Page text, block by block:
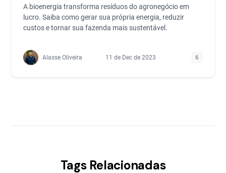
A bioenergia transforma resíduos do agronegócio em
lucro. Saiba como gerar sua própria energia, reduzir
custos e tornar sua fazenda mais sustentável.
Alasse Oliveira 11 de Dec de 2023 6
Tags Relacionadas